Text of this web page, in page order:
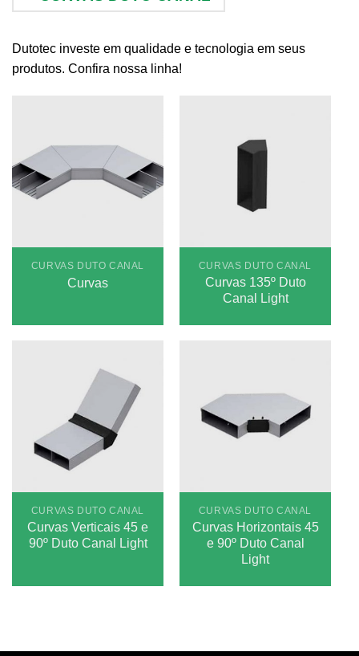
Dutotec investe em qualidade e tecnologia em seus
produtos. Confira nossa linha!
CURVAS DUTO CANAL
Curvas
CURVAS DUTO CANAL
Curvas 135º Duto
Canal Light
CURVAS DUTO CANAL
Curvas Verticais 45 e
90º Duto Canal Light
CURVAS DUTO CANAL
Curvas Horizontais 45
e 90º Duto Canal
Light